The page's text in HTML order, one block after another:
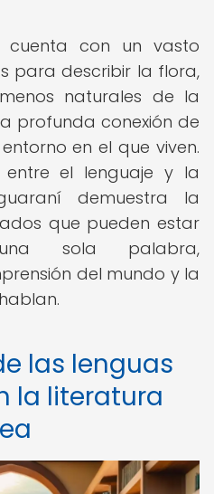
cuenta con un vasto
para describir la flora,
naturales de la
profunda conexión de
en el que viven.
entre el lenguaje y la
demuestra la
que pueden estar
sola palabra,
del mundo y la
las lenguas
la literatura